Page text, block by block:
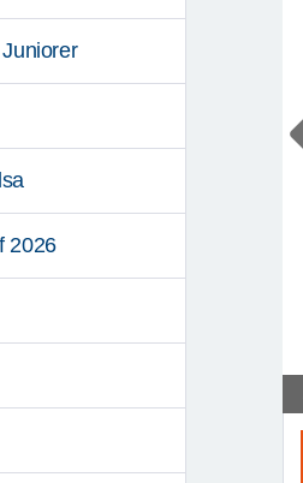
2026